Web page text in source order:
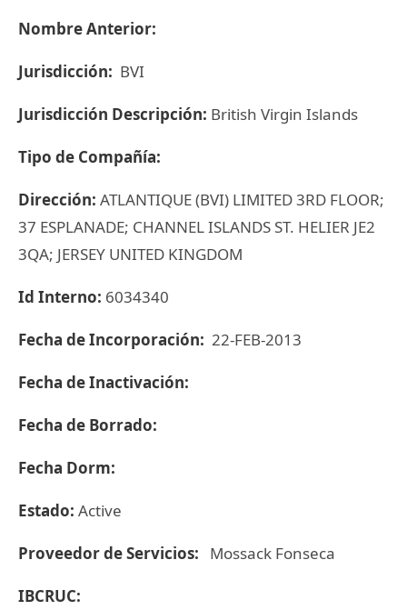
Nombre Anterior:
Jurisdicción: BVI
Jurisdicción Descripción: British Virgin Islands
Tipo de Compañía:
Dirección: ATLANTIQUE (BVI) LIMITED 3RD FLOOR;
37 ESPLANADE; CHANNEL ISLANDS ST. HELIER JE2
3QA; JERSEY UNITED KINGDOM
Id Interno: 6034340
Fecha de Incorporación: 22-FEB-2013
Fecha de Inactivación:
Fecha de Borrado:
Fecha Dorm:
Estado: Active
Proveedor de Servicios: Mossack Fonseca
IBCRUC: